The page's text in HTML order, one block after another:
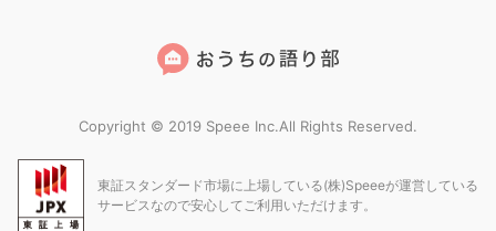
Copyright © 2019 Speee Inc.All Rights Reserved.
東証スタンダード市場に上場している(株)Speeeが運営している
サービスなので安心してご利用いただけます。